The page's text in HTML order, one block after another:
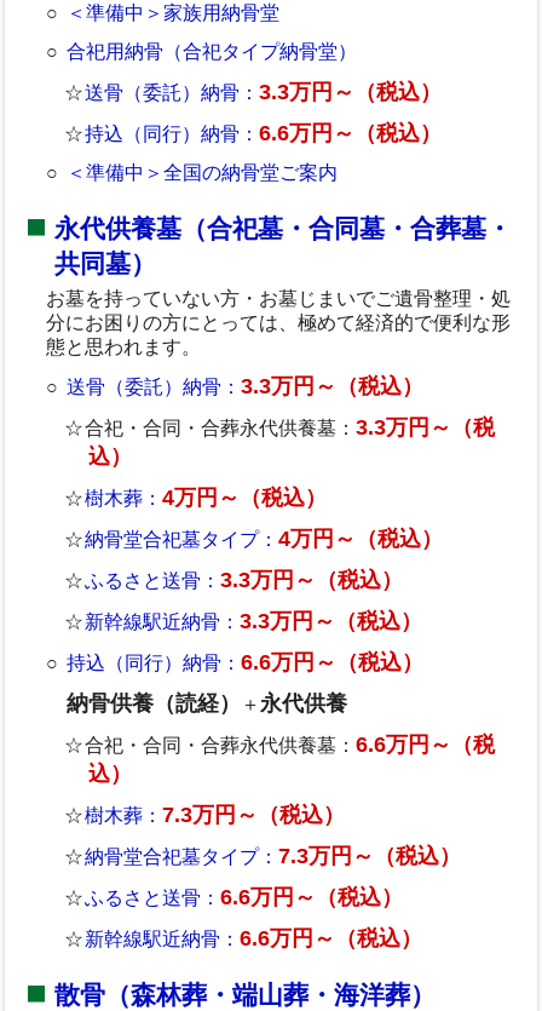
＜準備中＞家族用納骨堂
合祀用納骨（合祀タイプ納骨堂）
送骨（委託）納骨：3.3万円～（税込）
持込（同行）納骨：6.6万円～（税込）
＜準備中＞全国の納骨堂ご案内
永代供養墓（合祀墓・合同墓・合葬墓・
共同墓）
お墓を持っていない方・お墓じまいでご遺骨整理・処
分にお困りの方にとっては、極めて経済的で便利な形
態と思われます。
送骨（委託）納骨：3.3万円～（税込）
合祀・合同・合葬永代供養墓：3.3万円～（税
込）
樹木葬：4万円～（税込）
納骨堂合祀墓タイプ：4万円～（税込）
ふるさと送骨：3.3万円～（税込）
新幹線駅近納骨：3.3万円～（税込）
持込（同行）納骨：6.6万円～（税込）
納骨供養（読経）
＋永代供養
合祀・合同・合葬永代供養墓：6.6万円～（税
込）
樹木葬：7.3万円～（税込）
納骨堂合祀墓タイプ：7.3万円～（税込）
ふるさと送骨：6.6万円～（税込）
新幹線駅近納骨：6.6万円～（税込）
散骨（森林葬・端山葬・海洋葬）